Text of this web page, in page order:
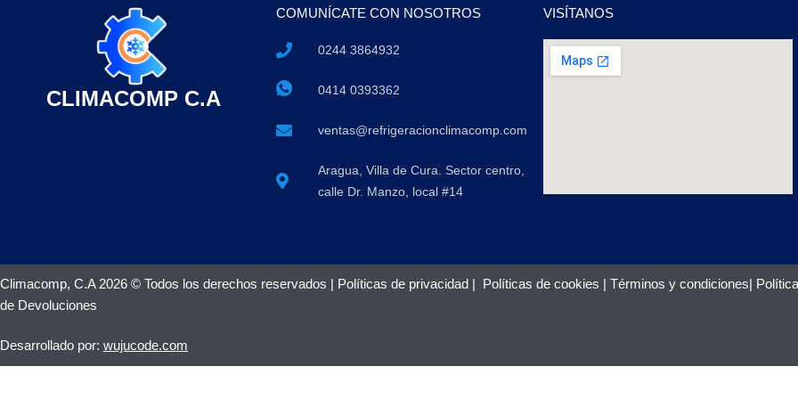
CLIMACOMP C.A
COMUNÍCATE CON NOSOTROS
0244 3864932
0414 0393362
ventas@refrigeracionclimacomp.com
Aragua, Villa de Cura. Sector centro,
calle Dr. Manzo, local #14
VISÍTANOS
Climacomp, C.A 2026 © Todos los derechos reservados | Políticas de privacidad | Políticas de cookies | Términos y condiciones| Política
de Devoluciones
Desarrollado por: wujucode.com